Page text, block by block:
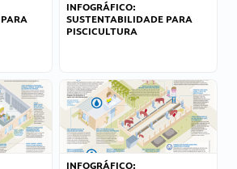
INFOGRÁFICO:
SUSTENTABILIDADE PARA
PISCICULTURA
INFOGRÁFICO: